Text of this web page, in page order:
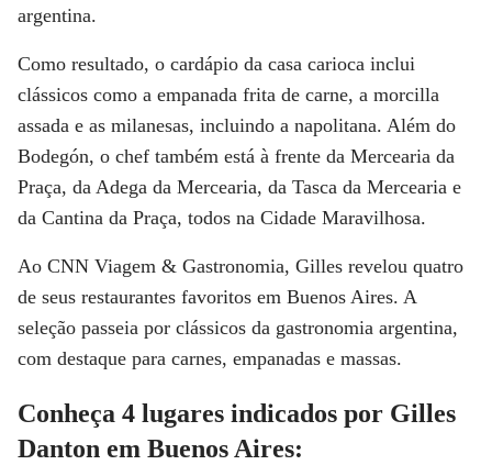
argentina.
Como resultado, o cardápio da casa carioca inclui
clássicos como a empanada frita de carne, a morcilla
assada e as milanesas, incluindo a napolitana. Além do
Bodegón, o chef também está à frente da Mercearia da
Praça, da Adega da Mercearia, da Tasca da Mercearia e
da Cantina da Praça, todos na Cidade Maravilhosa.
Ao CNN Viagem & Gastronomia, Gilles revelou quatro
de seus restaurantes favoritos em Buenos Aires. A
seleção passeia por clássicos da gastronomia argentina,
com destaque para carnes, empanadas e massas.
Conheça 4 lugares indicados por Gilles
Danton em Buenos Aires: